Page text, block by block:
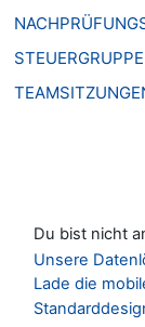
Du bist nicht
Unsere
Lade die